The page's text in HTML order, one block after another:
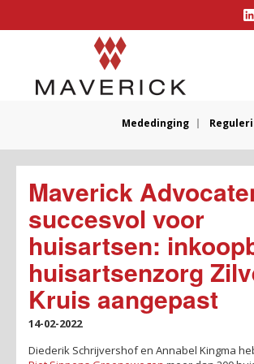
Mededinging
Maverick
succesvol voor
huisartsen:
huisartsenzorg
Kruis aangepast
14-02-2022
Diederik Schrijvershof en Annabel Kingma